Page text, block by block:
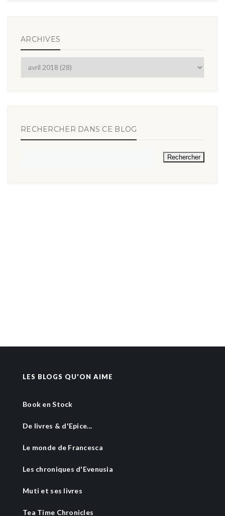
ARCHIVES
RECHERCHER DANS CE BLOG
LES BLOGS QU'ON AIME
Book en Stock
De livres & d'Epice...
Le monde de Francesca
Les chroniques d'Evenusia
Muti et ses livres
Tea Time Chronicles